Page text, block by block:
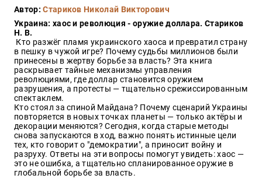
Автор:Стариков Николай Викторович
Украина: хаос и революция - оружие доллара. Стариков
Н. В.
Кто разжёг пламя украинского хаоса и превратил страну
в пешку в чужой игре? Почему судьбы миллионов были
принесены в жертву борьбе за власть? Эта книга
раскрывает тайные механизмы управления
революциями, где доллар становится оружием
разрушения, а протесты — тщательно срежиссированным
спектаклем.
Кто стоял за спиной Майдана? Почему сценарий Украины
повторяется в новых точках планеты — только актёры и
декорации меняются? Сегодня, когда старые методы
снова запускаются в ход, важно понять истинные цели
тех, кто говорит о "демократии", а приносит войну и
разруху. Ответы на эти вопросы помогут увидеть: хаос —
это не ошибка, а тщательно спланированное оружие в
глобальной борьбе за власть.
Оптовикам
Авторам
Контакты
Мероприятия
+7(499)
350-17-
79
Москва